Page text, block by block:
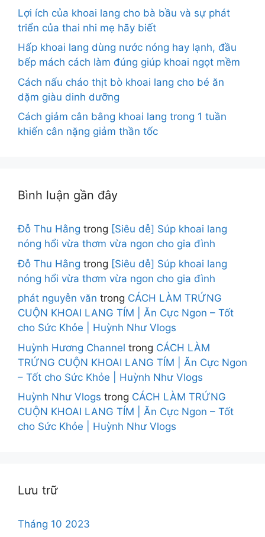
Lợi ích của khoai lang cho bà bầu và sự phát
triển của thai nhi mẹ hãy biết
Hấp khoai lang dùng nước nóng hay lạnh, đầu
bếp mách cách làm đúng giúp khoai ngọt mềm
Cách nấu cháo thịt bò khoai lang cho bé ăn
dặm giàu dinh dưỡng
Cách giảm cân bằng khoai lang trong 1 tuần
khiến cân nặng giảm thần tốc
Bình luận gần đây
Đỗ Thu Hằng trong [Siêu dễ] Súp khoai lang
nóng hổi vừa thơm vừa ngon cho gia đình
Đỗ Thu Hằng trong [Siêu dễ] Súp khoai lang
nóng hổi vừa thơm vừa ngon cho gia đình
phát nguyễn văn trong CÁCH LÀM TRỨNG
CUỘN KHOAI LANG TÍM | Ăn Cực Ngon – Tốt
cho Sức Khỏe | Huỳnh Như Vlogs
Huỳnh Hương Channel trong CÁCH LÀM
TRỨNG CUỘN KHOAI LANG TÍM | Ăn Cực Ngon
– Tốt cho Sức Khỏe | Huỳnh Như Vlogs
Huỳnh Như Vlogs trong CÁCH LÀM TRỨNG
CUỘN KHOAI LANG TÍM | Ăn Cực Ngon – Tốt
cho Sức Khỏe | Huỳnh Như Vlogs
Lưu trữ
Tháng 10 2023